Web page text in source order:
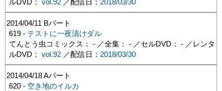
2014/04/11 Bパート
619 - テストに一夜漬けダル
てんとう虫コミックス： - ／全集： - ／セルDVD： - ／レンタ
ルDVD： vol.92／配信日： 2018/03/30
2014/04/18Aパート
620 - 空き地のイルカ